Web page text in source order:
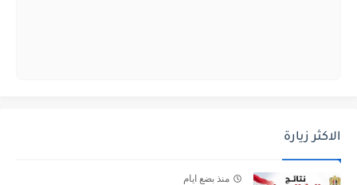
الاكثر زيارة
منذ بضع ايام